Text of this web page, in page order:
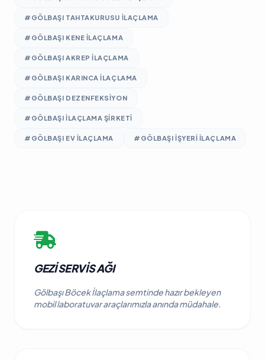
#GÖLBAŞI TAHTAKURUSU ILAÇLAMA
#GÖLBAŞI KENE ILAÇLAMA
#GÖLBAŞI AKREP ILAÇLAMA
#GÖLBAŞI KARINCA ILAÇLAMA
#GÖLBAŞI DEZENFEKSIYON
#GÖLBAŞI ILAÇLAMA ŞIRKETI
#GÖLBAŞI EV ILAÇLAMA #GÖLBAŞI IŞYERI ILAÇLAMA
GEZI SERVIS AĞI
Gölbaşı Böcek İlaçlama semtinde hazır bekleyen
mobil laboratuvar araçlarımızla anında müdahale.